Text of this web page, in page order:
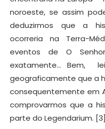
noroeste, se assim
deduzirmos que a
ocorreria na Terra-
eventos de O
exatamente… Bem,
geograficamente que a
consequentemente em
comprovarmos que a
parte do Legendarium. [3]